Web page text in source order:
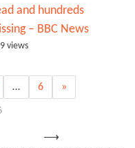
and hundreds
– BBC News
9 views
… 6 »
⟶